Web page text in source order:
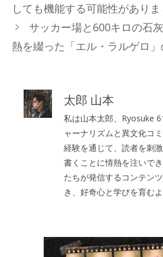
リ
ー
しても機能する可能性がありま
サッカー場と600キロの石
熱を綴った「エル・ラルゲロ
太郎 山本
私は山本太郎、Ryosuke
ャーナリズムと異文化コ
経験を通じて、読者を刺
書くことに情熱を注いで
たちが発信するコンテン
き、好奇心と学びを育む